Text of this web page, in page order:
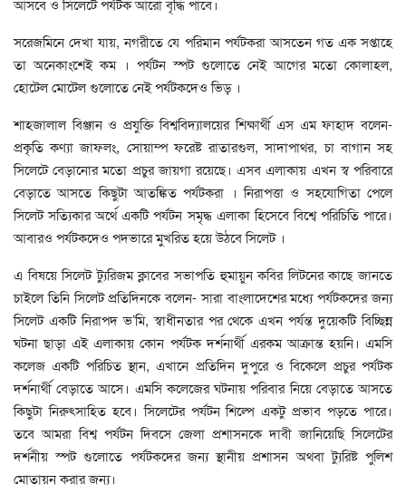
সরেজমিনে দেখা যায়, নগরীতে যে পরিমান পর্যটকরা আসতেন গত এক সপ্তাহে
তা অনেকাংশেই কম । পর্যটন স্পট গুলোতে নেই আগের মতো কোলাহল,
হোটেল মোটেল গুলোতে নেই পর্যটকদেও ভিড় ।
শাহজালাল বিঞ্জান ও প্রযুক্তি বিশ্ববিদ্যালয়ের শিক্ষার্থী এস এম ফাহাদ বলেন-
প্রকৃতি কণ্যা জাফলং, সোয়াম্প ফরেষ্ট রাতারগুল, সাদাপাথর, চা বাগান সহ
সিলেটে বেড়ানোর মতো প্রচুর জায়গা রয়েছে। এসব এলাকায় এখন স্ব পরিবারে
বেড়াতে আসতে কিছুটা আতঙ্কিত পর্যটকরা । নিরাপত্তা ও সহযোগিতা পেলে
সিলেট সত্যিকার অর্থে একটি পর্যটন সমৃদ্ধ এলাকা হিসেবে বিশ্বে পরিচিতি পারে।
আবারও পর্যটকদেও পদভারে মুখরিত হয়ে উঠবে সিলেট ।
এ বিষয়ে সিলেট ট্যুরিজম ক্লাবের সভাপতি হুমায়ুন কবির লিটনের কাছে জানতে
চাইলে তিনি সিলেট প্রতিদিনকে বলেন- সারা বাংলাদেশের মধ্যে পর্যটকদের জন্য
সিলেট একটি নিরাপদ ভ’মি, স্বাধীনতার পর থেকে এখন পর্যন্ত দুয়েকটি বিচ্ছিন্ন
ঘটনা ছাড়া এই এলাকায় কোন পর্যটক দর্শনার্থী এরকম আক্রান্ত হয়নি। এমসি
কলেজ একটি পরিচিত স্থান, এখানে প্রতিদিন দুপুরে ও বিকেলে প্রচুর পর্যটক
দর্শনার্থী বেড়াতে আসে। এমসি কলেজের ঘটনায় পরিবার নিয়ে বেড়াতে আসতে
কিছুটা নিরুৎসাহিত হবে। সিলেটের পর্যটন শিল্পে একটু প্রভাব পড়তে পারে।
তবে আমরা বিশ্ব পর্যটন দিবসে জেলা প্রশাসনকে দাবী জানিয়েছি সিলেটের
দর্শনীয় স্পট গুলোতে পর্যটকদের জন্য স্থানীয় প্রশাসন অথবা ট্যুরিষ্ট পুলিশ
মোতায়ন করার জন্য।